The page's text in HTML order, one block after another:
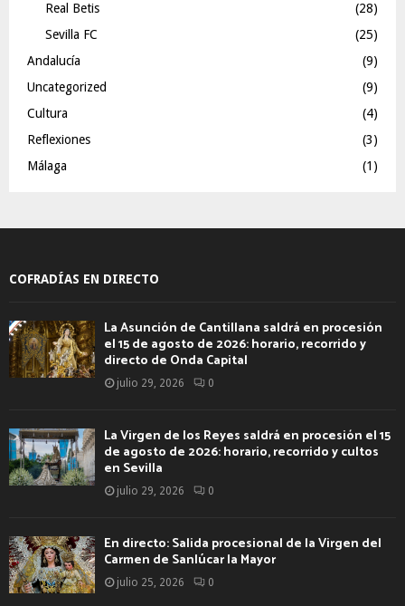
Real Betis
(28)
Sevilla FC
(25)
Andalucía
(9)
Uncategorized
(9)
Cultura
(4)
Reflexiones
(3)
Málaga
(1)
COFRADÍAS EN DIRECTO
La Asunción de Cantillana saldrá en procesión
el 15 de agosto de 2026: horario, recorrido y
directo de Onda Capital
julio 29, 2026 0
La Virgen de los Reyes saldrá en procesión el 15
de agosto de 2026: horario, recorrido y cultos
en Sevilla
julio 29, 2026 0
En directo: Salida procesional de la Virgen del
Carmen de Sanlúcar la Mayor
julio 25, 2026 0